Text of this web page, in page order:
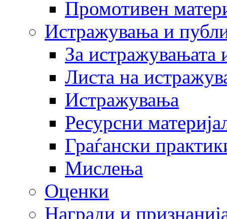
Промотивен
Истражувања и
За истражувањата
Листа на
Истражувања
Ресурсни
Граѓански
Мислења
Оценки
Награди и